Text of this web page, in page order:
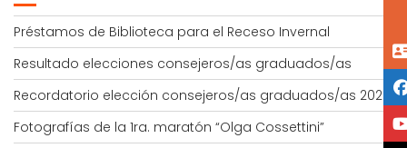
Préstamos de Biblioteca para el Receso Invernal
Resultado elecciones consejeros/as graduados/as
Recordatorio elección consejeros/as graduados/as 2026
Fotografías de la 1ra. maratón “Olga Cossettini”